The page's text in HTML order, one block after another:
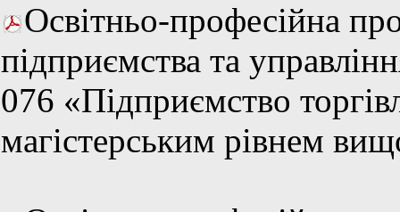
Освітньо-професійна
підприємства та
076 «Підприємство
магістерським рівнем